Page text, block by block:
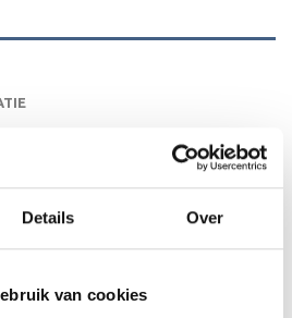
Details Over
van cookies
businessevenement of als een
We kunnen de beker
de tekst gecentreerd op een